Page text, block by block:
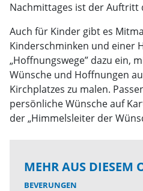
Nachmittages ist der Auftritt
Auch für Kinder gibt es
Kinderschminken und einer
„Hoffnungswege” dazu ein,
Wünsche und Hoffnungen
Kirchplatzes zu malen.
persönliche Wünsche auf
der „Himmelsleiter der
MEHR AUS DIESEM
BEVERUNGEN